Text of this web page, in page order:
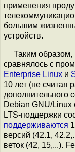
применения
большим
устройств.
Таким
сравнялось с
Enterprise Linux и
10 лет (не считая
дополнительного
Debian GNU/Linux
LTS-поддержки
поддерживаются
версий (42.1,
веток (42, 15,...).